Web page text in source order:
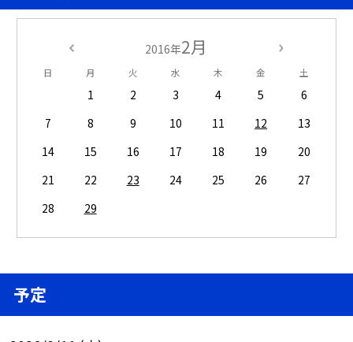
2016年2月
日 月 火 水 木 金 土
1 2 3 4 5
6
7
8 9 10 11 12
13
14
15 16 17 18 19
20
21
22 23 24 25 26
27
28
29
予定